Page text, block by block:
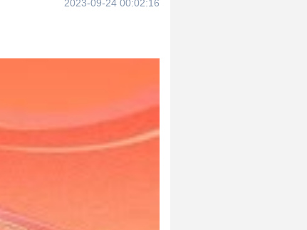
2023-09-24 00:02:16